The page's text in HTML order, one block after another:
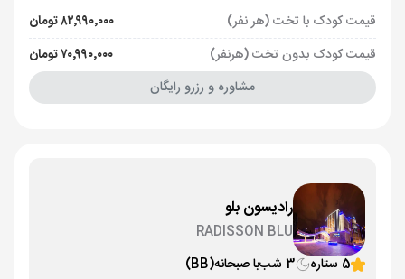
قیمت کودک با تخت (هر نفر)
۸۲٬۹۹۰٬۰۰۰ تومان
قیمت کودک بدون تخت (هرنفر)
۷۰٬۹۹۰٬۰۰۰ تومان
مشاوره و رزرو رایگان
رادیسون بلو
RADISSON BLU
5 ستاره
3 شب با صبحانه(BB)